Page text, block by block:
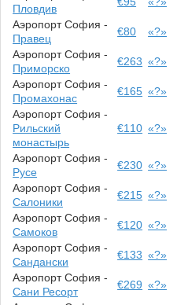
Пловдив
Аэропорт София -
Правец
€80 «?»
Аэропорт София -
Приморско
€263 «?»
Аэропорт София -
Промахонас
€165 «?»
Аэропорт София -
Рильский
монастырь
€110 «?»
Аэропорт София -
Русе
€230 «?»
Аэропорт София -
Салоники
€215 «?»
Аэропорт София -
Самоков
€120 «?»
Аэропорт София -
Сандански
€133 «?»
Аэропорт София -
Сани Ресорт
€269 «?»